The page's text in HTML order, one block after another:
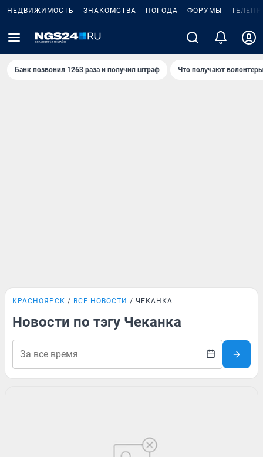
НЕДВИЖИМОСТЬ ЗНАКОМСТВА ПОГОДА ФОРУМЫ
Банк позвонил 1263 раза и получил штраф Что получают
КРАСНОЯРСК ВСЕ НОВОСТИ ЧЕКАНКА
Новости по тэгу Чеканка